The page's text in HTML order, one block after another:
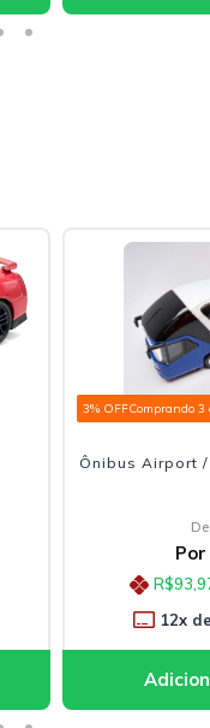
3% OFFComprando 3
Ônibus Airport /
De
Por
12x